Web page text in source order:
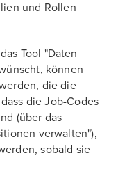
und Rollen
Tool "Daten
können
die die
die Job-Codes
(über das
verwalten"),
sobald sie